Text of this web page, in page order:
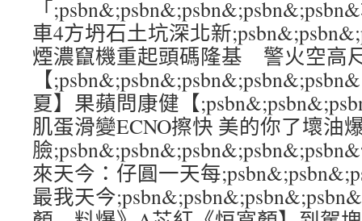
「
車4方坍石土坑深北新
煙濃竄機重起頭碼隆基 警火空高
【
夏】果蘋問康健【
肌蛋滑變ECNO擦快 美的你了壞油
臉
來天今：仔圓一天每
最我天今